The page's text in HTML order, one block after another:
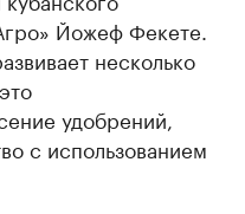
Йожеф Фекете.
несколько
удобрений,
с использованием